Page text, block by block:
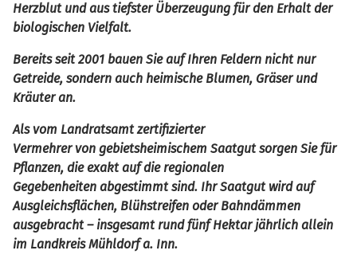
Herzblut und aus tiefster Überzeugung für den Erhalt der
biologischen Vielfalt.
Bereits seit 2001 bauen Sie auf Ihren Feldern nicht nur
Getreide, sondern auch heimische Blumen, Gräser und
Kräuter an.
Als vom Landratsamt zertifizierter
Vermehrer von gebietsheimischem Saatgut sorgen Sie für
Pflanzen, die exakt auf die regionalen
Gegebenheiten abgestimmt sind. Ihr Saatgut wird auf
Ausgleichsflächen, Blühstreifen oder Bahndämmen
ausgebracht – insgesamt rund fünf Hektar jährlich allein
im Landkreis Mühldorf a. Inn.